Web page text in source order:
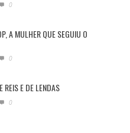
0
A MULHER QUE SEGUIU O
0
REIS E DE LENDAS
0